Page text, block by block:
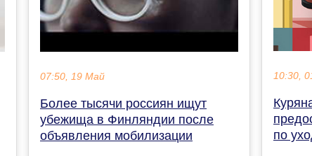
07:50, 19 Май
Более тысячи россиян ищут
убежища в Финляндии после
объявления мобилизации
10:30,
по